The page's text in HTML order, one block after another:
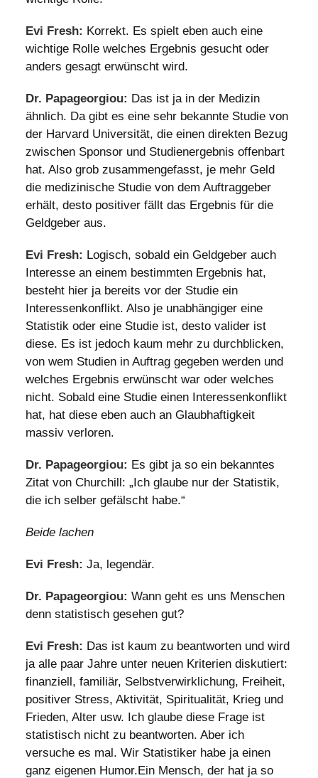
Evi Fresh: Korrekt. Es spielt eben auch eine
wichtige Rolle welches Ergebnis gesucht oder
anders gesagt erwünscht wird.
Dr. Papageorgiou: Das ist ja in der Medizin
ähnlich. Da gibt es eine sehr bekannte Studie von
der Harvard Universität, die einen direkten Bezug
zwischen Sponsor und Studienergebnis offenbart
hat. Also grob zusammengefasst, je mehr Geld
die medizinische Studie von dem Auftraggeber
erhält, desto positiver fällt das Ergebnis für die
Geldgeber aus.
Evi Fresh: Logisch, sobald ein Geldgeber auch
Interesse an einem bestimmten Ergebnis hat,
besteht hier ja bereits vor der Studie ein
Interessenkonflikt. Also je unabhängiger eine
Statistik oder eine Studie ist, desto valider ist
diese. Es ist jedoch kaum mehr zu durchblicken,
von wem Studien in Auftrag gegeben werden und
welches Ergebnis erwünscht war oder welches
nicht. Sobald eine Studie einen Interessenkonflikt
hat, hat diese eben auch an Glaubhaftigkeit
massiv verloren.
Dr. Papageorgiou: Es gibt ja so ein bekanntes
Zitat von Churchill: „Ich glaube nur der Statistik,
die ich selber gefälscht habe.“
Beide lachen
Evi Fresh: Ja, legendär.
Dr. Papageorgiou: Wann geht es uns Menschen
denn statistisch gesehen gut?
Evi Fresh: Das ist kaum zu beantworten und wird
ja alle paar Jahre unter neuen Kriterien diskutiert:
finanziell, familiär, Selbstverwirklichung, Freiheit,
positiver Stress, Aktivität, Spiritualität, Krieg und
Frieden, Alter usw. Ich glaube diese Frage ist
statistisch nicht zu beantworten. Aber ich
versuche es mal. Wir Statistiker habe ja einen
ganz eigenen Humor.Ein Mensch, der hat ja so